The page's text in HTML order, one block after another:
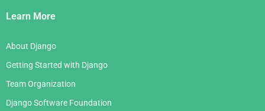
Links
Learn More
About Django
Getting Started with Django
Team Organization
Django Software Foundation